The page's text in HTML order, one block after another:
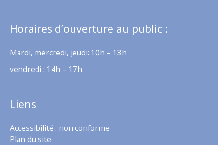
Horaires d’ouverture au public :
Mardi, mercredi, jeudi: 10h – 13h
vendredi : 14h – 17h
Liens
Accessibilité : non conforme
Plan du site